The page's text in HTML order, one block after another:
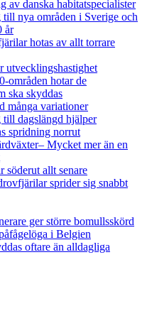
av danska habitatspecialister
nya områden i Sverige och
år
hotas av allt torrare
utvecklingshastighet
områden hotar de
ska skyddas
många variationer
till dagslängd hjälper
spridning norrut
Mycket mer än en
söderut allt senare
sprider sig snabbt
ger större bomullsskörd
i Belgien
oftare än alldagliga